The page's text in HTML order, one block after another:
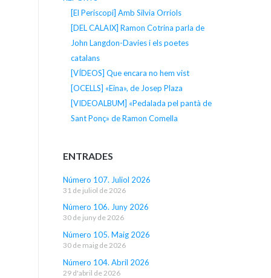
[El Periscopi] Amb Silvia Orriols
[DEL CALAIX] Ramon Cotrina parla de
John Langdon-Davies i els poetes
catalans
[VÍDEOS] Que encara no hem vist
[OCELLS] «Eina», de Josep Plaza
[VIDEOALBUM] «Pedalada pel pantà de
Sant Ponç» de Ramon Comella
ENTRADES
Número 107. Juliol 2026
31 de juliol de 2026
Número 106. Juny 2026
30 de juny de 2026
Número 105. Maig 2026
30 de maig de 2026
Número 104. Abril 2026
29 d'abril de 2026